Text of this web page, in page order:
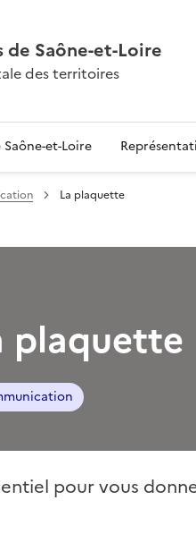
de Saône-et-Loire
des territoires
et-Loire
La plaquette
plaquette
pour vous